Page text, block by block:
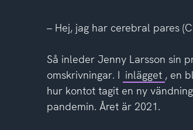
– Hej, jag har cerebral pares
Så inleder Jenny Larsson sin
omskrivningar. I inlägget , en
hur kontot tagit en ny
pandemin. Året är 2021.